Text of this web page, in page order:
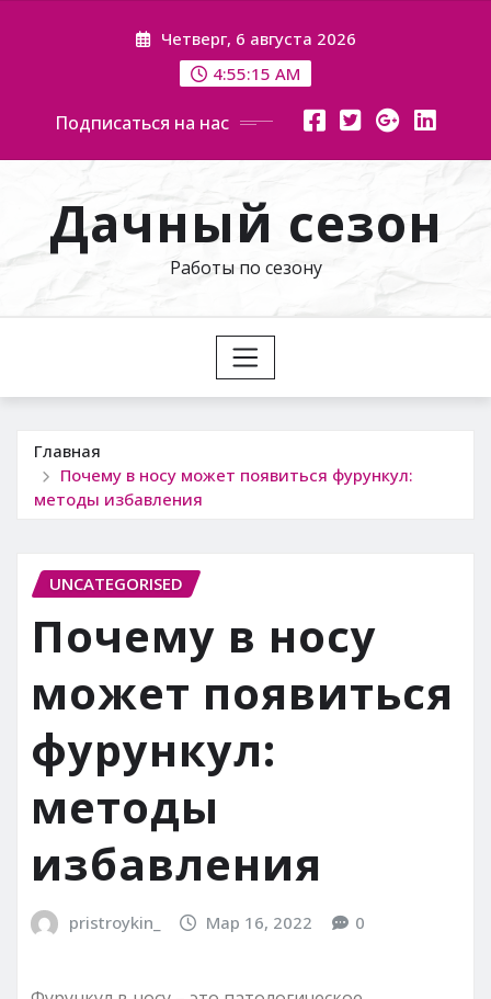
Четверг, 6 августа 2026
4:55:16 AM
Подписаться на нас
Дачный сезон
Работы по сезону
Главная
Почему в носу может появиться фурункул:
методы избавления
UNCATEGORISED
Почему в носу
может появиться
фурункул:
методы
избавления
pristroykin_ Мар 16, 2022 0